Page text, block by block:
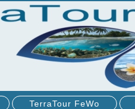
TerraTour FeWo